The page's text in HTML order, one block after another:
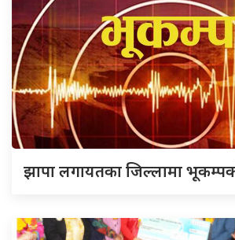
झापा लगायतका जिल्लामा